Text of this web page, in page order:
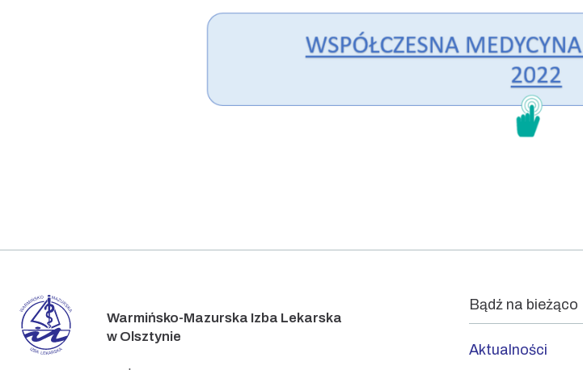
Warmińsko-Mazurska Izba Lekarska
w Olsztynie
Bądź na bieżąco
Aktualności